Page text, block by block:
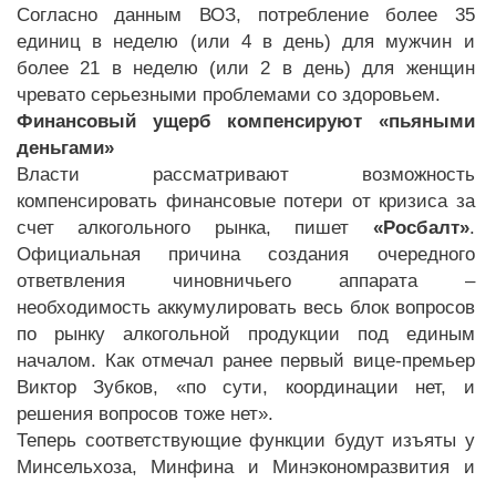
Согласно данным ВОЗ, потребление более 35
единиц в неделю (или 4 в день) для мужчин и
более 21 в неделю (или 2 в день) для женщин
чревато серьезными проблемами со здоровьем.
Финансовый ущерб компенсируют «пьяными
деньгами»
Власти рассматривают возможность
компенсировать финансовые потери от кризиса за
счет алкогольного рынка, пишет «Росбалт».
Официальная причина создания очередного
ответвления чиновничьего аппарата –
необходимость аккумулировать весь блок вопросов
по рынку алкогольной продукции под единым
началом. Как отмечал ранее первый вице-премьер
Виктор Зубков, «по сути, координации нет, и
решения вопросов тоже нет».
Теперь соответствующие функции будут изъяты у
Минсельхоза, Минфина и Минэкономразвития и